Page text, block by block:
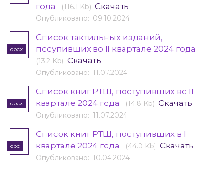
года
(116.1 Kb) Скачать
Опубликовано: 09.10.2024
docx
Список тактильных изданий,
посупивших во II квартале 2024 года
(13.2 Kb) Скачать
Опубликовано: 11.07.2024
docx
Список книг РТШ, поступивших во II
квартале 2024 года
(14.8 Kb) Скачать
Опубликовано: 11.07.2024
doc
Список книг РТШ, поступивших в I
квартале 2024 года
(44.0 Kb) Скачать
Опубликовано: 10.04.2024